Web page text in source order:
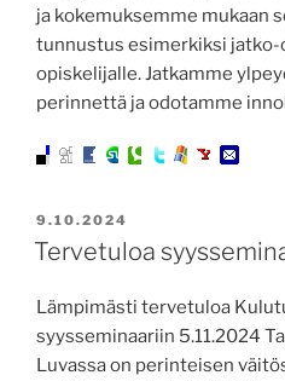
ja kokemuksemme mukaan
tunnustus esimerkiksi
opiskelijalle. Jatkamme
perinnettä ja odotamme
JULKAISTU
9.10.2024
Tervetuloa
Lämpimästi tervetuloa
syysseminaariin 5.11.2024
Luvassa on perinteisen